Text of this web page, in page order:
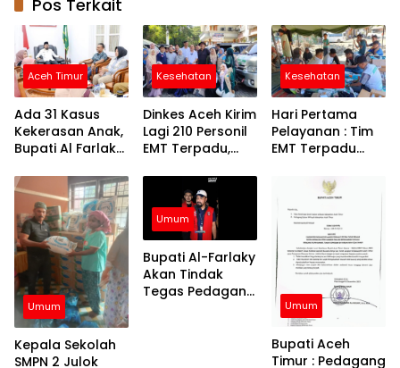
Pos Terkait
Aceh Timur
Ada 31 Kasus
Kekerasan Anak,
Bupati Al Farlaky
Aman
Kesehatan
Dinkes Aceh Kirim
Lagi 210 Personil
EMT Terpadu,
Kabupaten
Kesehatan
Hari Pertama
Pelayanan : Tim
EMT Terpadu
Aceh Jangkau
Wilayah
Terpencil dan
Pengungsian
Umum
Kepala Sekolah
SMPN 2 Julok
Umum
Bupati Al-Farlaky
Akan Tindak
Tegas Pedagang
Umum
Bupati Aceh
Timur : Pedagang